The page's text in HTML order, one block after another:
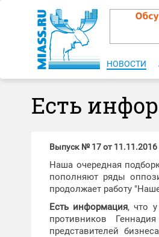
НОВОСТИ
Есть
Выпуск № 17 от 11.11.2016
Наша очередная
пополняют ряды
продолжает работу
Есть информация, что
противников
представителей